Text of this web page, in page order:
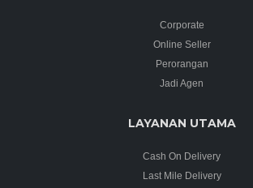
Corporate
Online Seller
Perorangan
Jadi Agen
LAYANAN UTAMA
Cash On Delivery
Last Mile Delivery